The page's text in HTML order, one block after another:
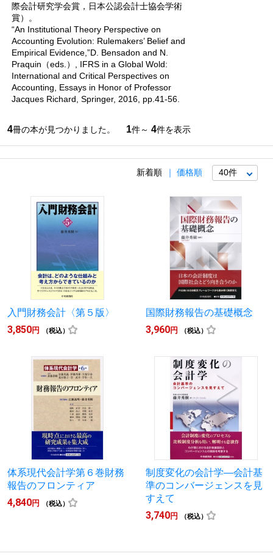
際会計研究学会賞，日本公認会計士協会学術
賞）。
“An Institutional Theory Perspective on
Accounting Evolution: Rulemakers’ Belief and
Empirical Evidence,”D. Bensadon and N.
Praquin（eds.）, IFRS in a Global Wold:
International and Critical Perspectives on
Accounting, Essays in Honor of Professor
Jacques Richard, Springer, 2016, pp.41-56.
4冊の本が見つかりました。 1件～ 4件を表示
新着順 価格順
入門財務会計〈第５版〉
3,850円 （税込）
国際財務報告の基礎概念
3,960円 （税込）
体系現代会計学第６巻財務
報告のフロンティア
4,840円 （税込）
制度変化の会計学―会計基
準のコンバージェンスを見
すえて
3,740円 （税込）